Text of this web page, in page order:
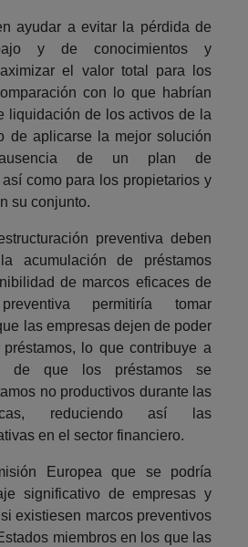
ayudar a evitar la pérdida de
y de conocimientos y
el valor total para los
con lo que habrían
liquidación de los activos de la
de aplicarse la mejor solución
de un plan de
como para los propietarios y
su conjunto.
preventiva deben
acumulación de préstamos
de marcos eficaces de
preventiva permitiría tomar
las empresas dejen de poder
lo que contribuye a
de que los préstamos se
no productivos durante las
reduciendo así las
en el sector financiero.
Europea que se podría
significativo de empresas y
existiesen marcos preventivos
miembros en los que las